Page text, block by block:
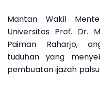
Mantan Wakil
Universitas Prof. Dr.
Paiman Raharjo,
tuduhan yang
pembuatan ijazah